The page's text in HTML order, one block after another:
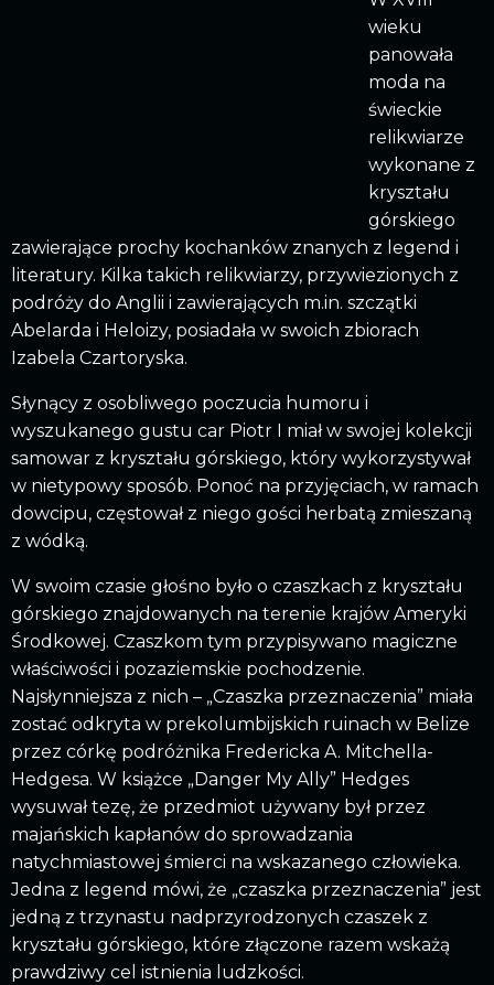
wieku
panowała
moda na
świeckie
relikwiarze
wykonane z
kryształu
górskiego
zawierające prochy kochanków znanych z legend i
literatury. Kilka takich relikwiarzy, przywiezionych z
podróży do Anglii i zawierających m.in. szczątki
Abelarda i Heloizy, posiadała w swoich zbiorach
Izabela Czartoryska.
Słynący z osobliwego poczucia humoru i
wyszukanego gustu car Piotr I miał w swojej kolekcji
samowar z kryształu górskiego, który wykorzystywał
w nietypowy sposób. Ponoć na przyjęciach, w ramach
dowcipu, częstował z niego gości herbatą zmieszaną
z wódką.
W swoim czasie głośno było o czaszkach z kryształu
górskiego znajdowanych na terenie krajów Ameryki
Środkowej. Czaszkom tym przypisywano magiczne
właściwości i pozaziemskie pochodzenie.
Najsłynniejsza z nich – „Czaszka przeznaczenia” miała
zostać odkryta w prekolumbijskich ruinach w Belize
przez córkę podróżnika Fredericka A. Mitchella-
Hedgesa. W książce „Danger My Ally” Hedges
wysuwał tezę, że przedmiot używany był przez
majańskich kapłanów do sprowadzania
natychmiastowej śmierci na wskazanego człowieka.
Jedna z legend mówi, że „czaszka przeznaczenia” jest
jedną z trzynastu nadprzyrodzonych czaszek z
kryształu górskiego, które złączone razem wskażą
prawdziwy cel istnienia ludzkości.